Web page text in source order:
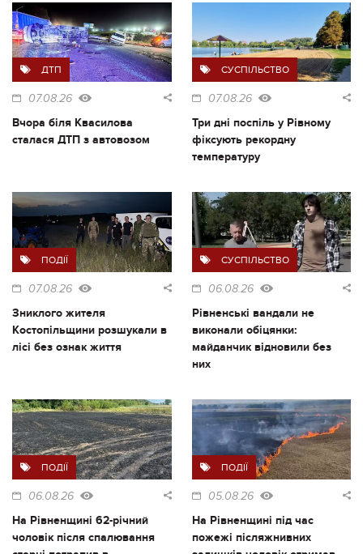
ДТП
07.08.26
Вчора біля Квасилова
сталася ДТП з автовозом
СУСПІЛЬСТВО
07.08.26
Три дні поспіль у Рівному
фіксують рекордну
температуру
ПОДІЇ
07.08.26
Зниклого жителя
Костопільщини розшукали в
лісі без ознак життя
СУСПІЛЬСТВО
06.08.26
Рівненські вандали не
виконали обіцянки:
майданчик відновили без
них
ПОДІЇ
06.08.26
На Рівненщині 62-річний
чоловік після спалювання
ПОДІЇ
05.08.26
На Рівненщині під час
пожежі післяжнивних